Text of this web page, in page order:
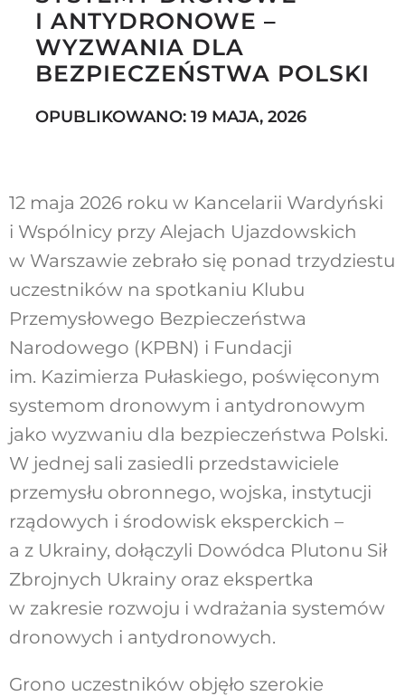
Szukaj
I ANTYDRONOWE –
WYZWANIA DLA
BEZPIECZEŃSTWA POLSKI
OPUBLIKOWANO: 19 MAJA, 2026
12 maja 2026 roku w Kancelarii Wardyński
i Wspólnicy przy Alejach Ujazdowskich
w Warszawie zebrało się ponad trzydziestu
uczestników na spotkaniu Klubu
Przemysłowego Bezpieczeństwa
Narodowego (KPBN) i Fundacji
im. Kazimierza Pułaskiego, poświęconym
systemom dronowym i antydronowym
jako wyzwaniu dla bezpieczeństwa Polski.
W jednej sali zasiedli przedstawiciele
przemysłu obronnego, wojska, instytucji
rządowych i środowisk eksperckich –
a z Ukrainy, dołączyli Dowódca Plutonu Sił
Zbrojnych Ukrainy oraz ekspertka
w zakresie rozwoju i wdrażania systemów
dronowych i antydronowych.
Grono uczestników objęło szerokie